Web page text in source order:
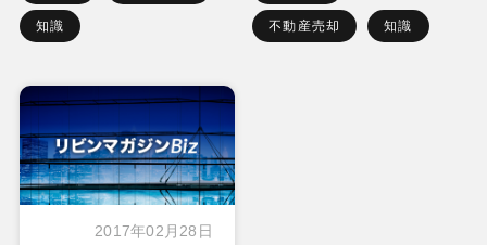
知識 不動産売却 知識
2017年02月28日